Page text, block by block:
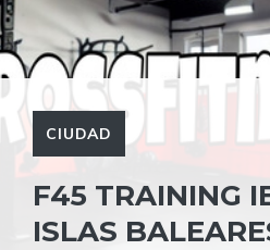
CIUDAD
F45 TRAINING
ISLAS